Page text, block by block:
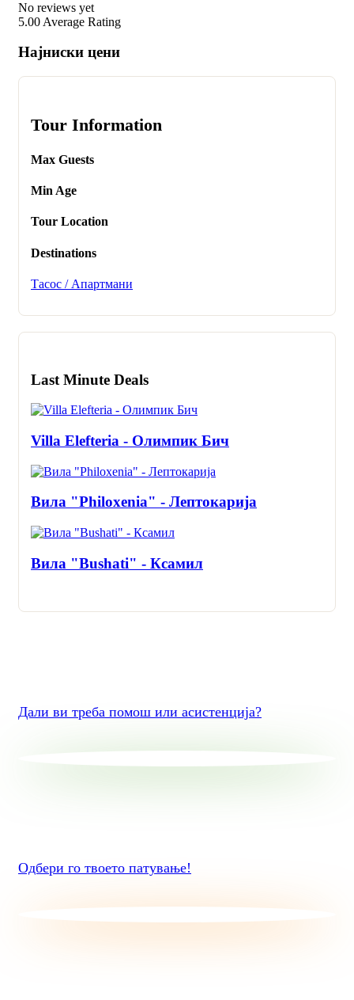
No reviews yet
5.00 Average Rating
Најниски цени
Tour Information
Max Guests
Min Age
Tour Location
Destinations
Тасос / Апартмани
Last Minute Deals
Villa Elefteria - Олимпик Бич
Вила "Philoxenia" - Лептокарија
Вила "Bushati" - Ксамил
Дали ви треба помош или асистенција?
Одбери го твоето патување!